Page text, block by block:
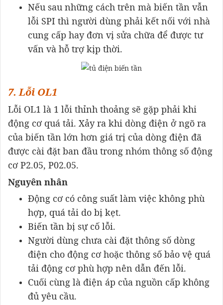
Nếu sau những cách trên mà biến tần vẫn
lỗi SPI thì người dùng phải kết nối với nhà
cung cấp hay đơn vị sửa chữa để được tư
vấn và hỗ trợ kịp thời.
7. Lỗi OL1
Lỗi OL1 là 1 lỗi thỉnh thoảng sẽ gặp phải khi
động cơ quá tải. Xảy ra khi dòng điện ở ngõ ra
của biến tần lớn hơn giá trị của dòng điện đã
được cài đặt ban đầu trong nhóm thông số động
cơ P2.05, P02.05.
Nguyên nhân
Động cơ có công suất làm việc không phù
hợp, quá tải do bị kẹt.
Biến tần bị sự cố lỗi.
Người dùng chưa cài đặt thông số dòng
điện cho động cơ hoặc thông số bảo vệ quá
tải động cơ phù hợp nên dẫn đến lỗi.
Cuối cùng là điện áp của nguồn cấp không
đủ yêu cầu.